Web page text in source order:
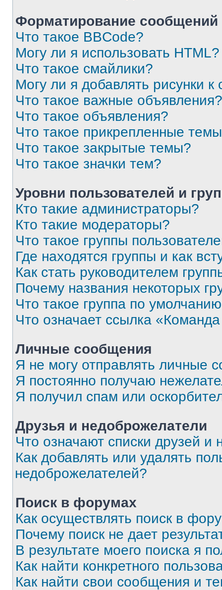
Форматирование
Что такое BBCode?
Могу ли я использовать HTML?
Что такое смайлики?
Могу ли я добавлять рисунки
Что такое важные объявления?
Что такое объявления?
Что такое прикрепленные
Что такое закрытые темы?
Что такое значки тем?
Уровни пользователей и
Кто такие администраторы?
Кто такие модераторы?
Что такое группы
Где находятся группы и как
Как стать руководителем
Почему названия некоторых
Что такое группа по
Что означает ссылка
Личные сообщения
Я не могу отправлять личные
Я постоянно получаю
Я получил спам или
Друзья и недоброжелатели
Что означают списки друзей и
Как добавлять или удалять
недоброжелателей?
Поиск в форумах
Как осуществлять поиск в
Почему поиск не дает
В результате моего поиска я
Как найти конкретного
Как найти свои сообщения и